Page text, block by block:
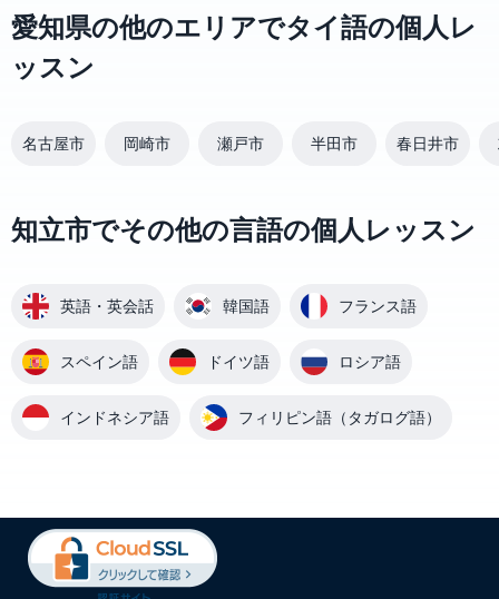
愛知県の他のエリアでタイ語の個人レ
ッスン
名古屋市 岡崎市 瀬戸市 半田市 春日井市
知立市でその他の言語の個人レッスン
英語・英会話 韓国語 フランス語
スペイン語 ドイツ語 ロシア語
インドネシア語 フィリピン語（タガログ語）